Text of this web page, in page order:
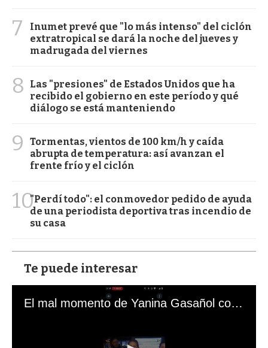
7
Inumet prevé que "lo más intenso" del ciclón
extratropical se dará la noche del jueves y
madrugada del viernes
8
Las "presiones" de Estados Unidos que ha
recibido el gobierno en este período y qué
diálogo se está manteniendo
9
Tormentas, vientos de 100 km/h y caída
abrupta de temperatura: así avanzan el
frente frío y el ciclón
10"Perdí todo": el conmovedor pedido de ayuda
de una periodista deportiva tras incendio de
su casa
Te puede interesar
El mal momento de Yanina Gasañol con un hincha argentino en "Subrayado"